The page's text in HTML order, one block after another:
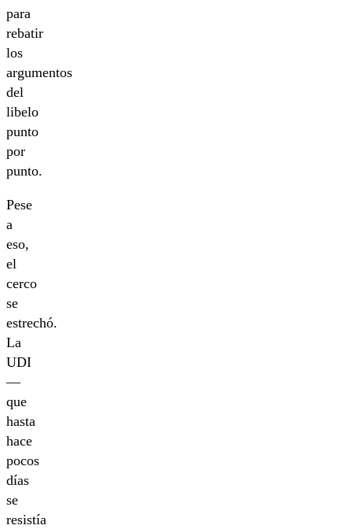
para
rebatir
los
argumentos
del
libelo
punto
por
punto.
Pese
a
eso,
el
cerco
se
estrechó.
La
UDI
—
que
hasta
hace
pocos
días
se
resistía